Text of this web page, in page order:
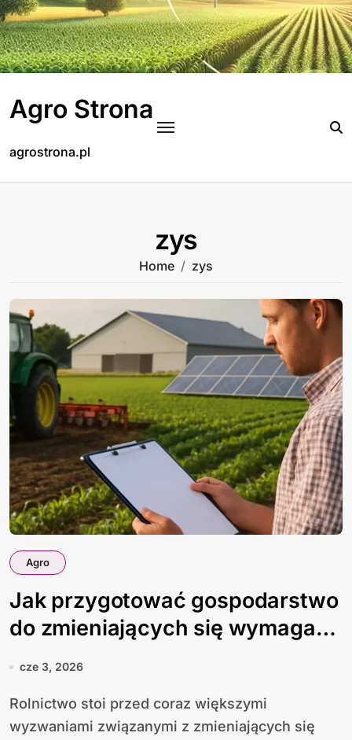
Skip
to
content
Agro Strona
agrostrona.pl
zys
Home zys
Agro
Jak przygotować gospodarstwo
do zmieniających się wymagań
rynku
cze 3, 2026
Rolnictwo stoi przed coraz większymi
wyzwaniami związanymi z zmieniających się